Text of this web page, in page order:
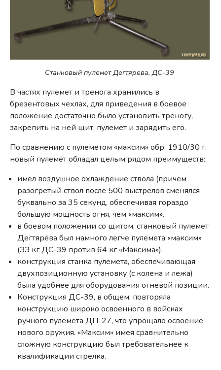
Станковый пулемет Дегтярева, ДС-39
В частях пулемет и тренога хранились в
брезентовых чехлах, для приведения в боевое
положение достаточно было установить треногу,
закрепить на ней щит, пулемет и зарядить его.
По сравнению с пулеметом «максим» обр. 1910/30 г.
новый пулемет обладал целым рядом преимуществ:
имел воздушное охлаждение ствола (причем
разогретый ствол после 500 выстрелов сменялся
буквально за 35 секунд, обеспечивая гораздо
большую мощность огня, чем «максим».
в боевом положении со щитом, станковый пулемет
Дегтярёва был намного легче пулемета «максим»
(ЗЗ кг ДС-39 против 64 кг «Максима»).
конструкция станка пулемета, обеспечивающая
двухпозиционную установку (с колена и лежа)
была удобнее для оборудования огневой позиции.
Конструкция ДС-39, в общем, повторяла
конструкцию широко освоенного в войсках
ручного пулемета ДП-27, что упрощало освоение
нового оружия. «Максим» имея сравнительно
сложную конструкцию был требовательнее к
квалификации стрелка.